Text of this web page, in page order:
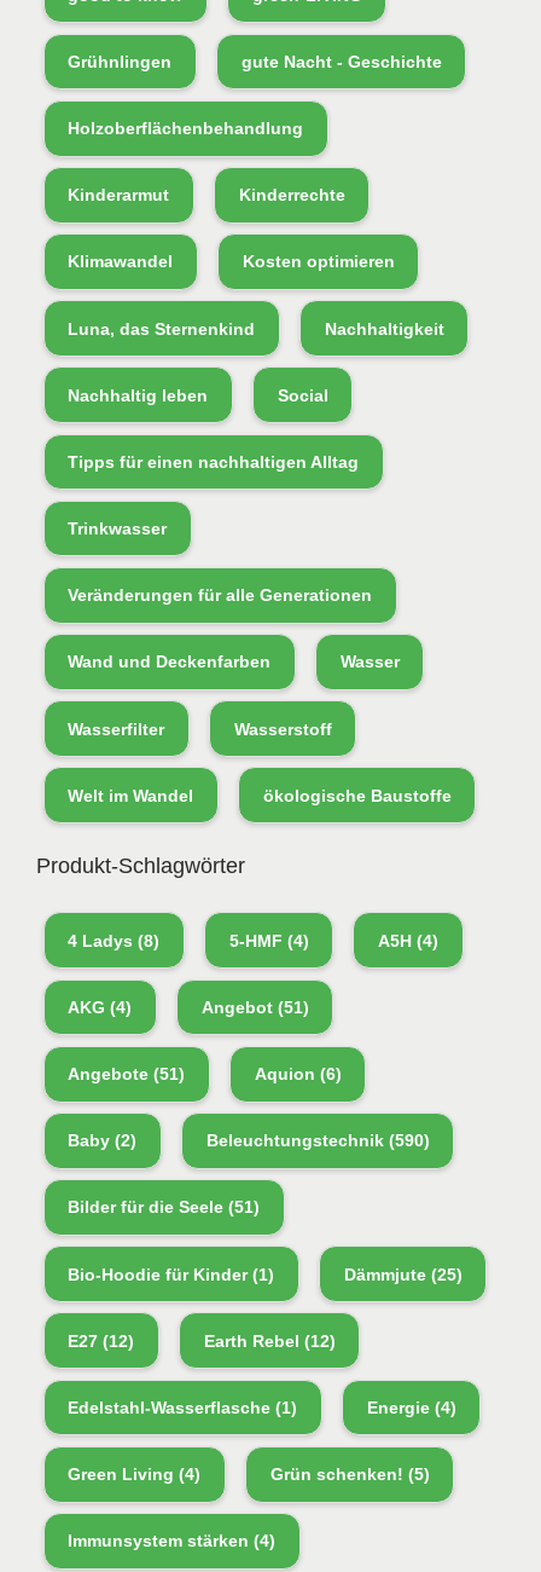
Grühnlingen gute Nacht - Geschichte
Holzoberflächenbehandlung
Kinderarmut Kinderrechte
Klimawandel Kosten optimieren
Luna, das Sternenkind Nachhaltigkeit
Nachhaltig leben Social
Tipps für einen nachhaltigen Alltag
Trinkwasser
Veränderungen für alle Generationen
Wand und Deckenfarben Wasser
Wasserfilter Wasserstoff
Welt im Wandel ökologische Baustoffe
Produkt-Schlagwörter
4 Ladys (8) 5-HMF (4) A5H(4)
AKG (4) Angebot(51)
Angebote (51) Aquion (6)
Baby (2) Beleuchtungstechnik(590)
Bilder für die Seele (51)
Bio-Hoodie für Kinder(1) Dämmjute(25)
E27 (12) Earth Rebel (12)
Edelstahl-Wasserflasche (1) Energie(4)
Green Living (4) Grün schenken! (5)
Immunsystem stärken (4)